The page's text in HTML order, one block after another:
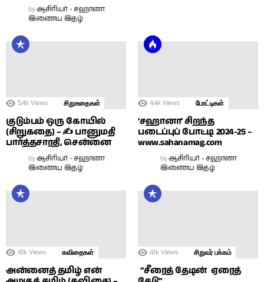
byஆசிரியர் - சஹானா
இணைய இதழ்
5.4k Views சிறுகதைகள்
குடும்பம் ஒரு கோயில்
(சிறுகதை) – ✍ பானுமதி
பார்த்தசாரதி, சென்னை
byஆசிரியர் - சஹானா
இணைய இதழ்
4.4k Views போட்டிகள்
‘சஹானா’ சிறந்த
படைப்புப் போட்டி 2024-25 –
www.sahanamag.com
byஆசிரியர் - சஹானா
இணைய இதழ்
4.1k Views கவிதைகள்
அன்னைத் தமிழ் என்
4.1k Views சிறுவர் பக்கம்
“சீரைத் தேடின் ஏரைத்